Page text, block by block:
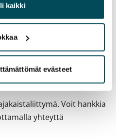
olet käyttänyt heidän
kaikki
evästeet
Voit hankkia
yhteyttä